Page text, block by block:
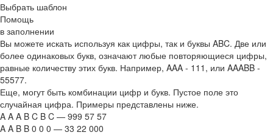
Выбрать шаблон
Помощь
в заполнении
Вы можете искать используя как цифры, так и буквы ABC. Две или
более одинаковых букв, означают любые повторяющиеся цифры,
равные количеству этих букв. Например, AAA - 111 , или AAABB -
55577.
Еще, могут быть комбинации цифр и букв. Пустое поле это
случайная цифра. Примеры представлены ниже.
A A A B C B C — 999 57 57
A A B B 0 0 0 — 33 22 000